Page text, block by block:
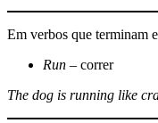
Em verbos que terminam
Run – correr
The dog is running like